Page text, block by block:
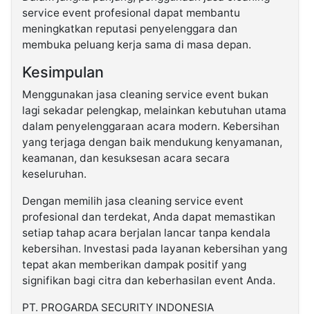
service event profesional dapat membantu
meningkatkan reputasi penyelenggara dan
membuka peluang kerja sama di masa depan.
Kesimpulan
Menggunakan jasa cleaning service event bukan
lagi sekadar pelengkap, melainkan kebutuhan utama
dalam penyelenggaraan acara modern. Kebersihan
yang terjaga dengan baik mendukung kenyamanan,
keamanan, dan kesuksesan acara secara
keseluruhan.
Dengan memilih jasa cleaning service event
profesional dan terdekat, Anda dapat memastikan
setiap tahap acara berjalan lancar tanpa kendala
kebersihan. Investasi pada layanan kebersihan yang
tepat akan memberikan dampak positif yang
signifikan bagi citra dan keberhasilan event Anda.
PT. PROGARDA SECURITY INDONESIA